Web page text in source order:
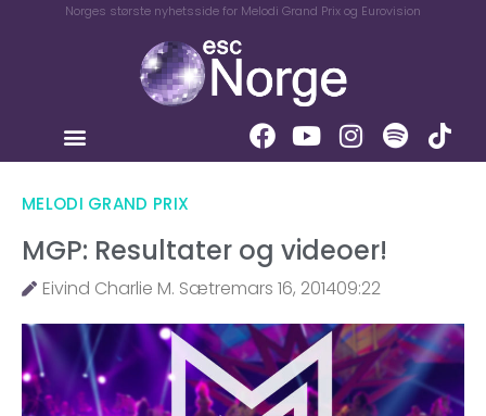
Norges største nyhetsside for Melodi Grand Prix og Eurovision
MELODI GRAND PRIX
MGP: Resultater og videoer!
Eivind Charlie M. Sætremars 16, 201409:22